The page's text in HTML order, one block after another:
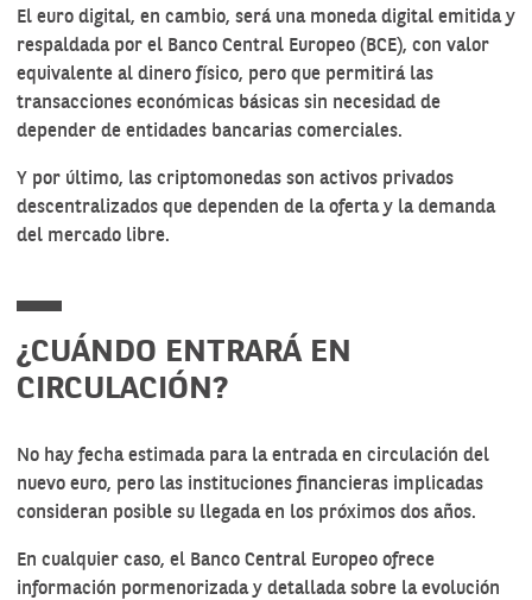
El euro digital, en cambio, será una moneda digital emitida y
respaldada por el Banco Central Europeo (BCE), con valor
equivalente al dinero físico, pero que permitirá las
transacciones económicas básicas sin necesidad de
depender de entidades bancarias comerciales.
Y por último, las criptomonedas son activos privados
descentralizados que dependen de la oferta y la demanda
del mercado libre.
¿CUÁNDO ENTRARÁ EN
CIRCULACIÓN?
No hay fecha estimada para la entrada en circulación del
nuevo euro, pero las instituciones financieras implicadas
consideran posible su llegada en los próximos dos años.
En cualquier caso, el Banco Central Europeo ofrece
información pormenorizada y detallada sobre la evolución